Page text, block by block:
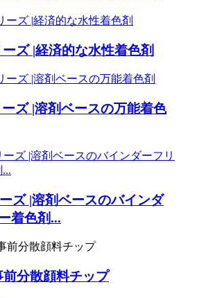
ズ |経済的な水性着色剤
ズ |溶剤ベースの万能着色
ズ |溶剤ベースのバインダ
着色剤...
分散顔料チップ